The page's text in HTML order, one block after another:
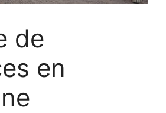
de
en